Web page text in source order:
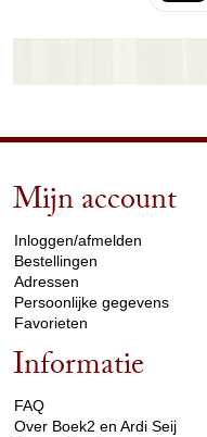
Mijn account
Inloggen/afmelden
Bestellingen
Adressen
Persoonlijke gegevens
Favorieten
Informatie
FAQ
Over Boek2 en Ardi Seij